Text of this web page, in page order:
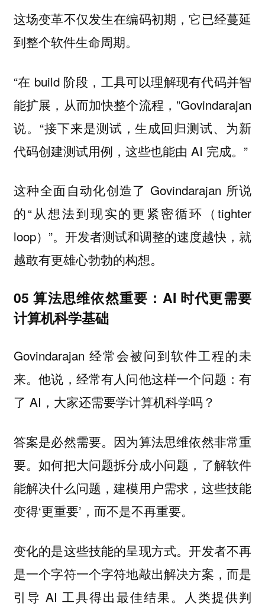
这场变革不仅发生在编码初期，它已经蔓延
到整个软件生命周期。
“在 build 阶段，工具可以理解现有代码并智
能扩展，从而加快整个流程，”Govindarajan
说。“接下来是测试，生成回归测试、为新
代码创建测试用例，这些也能由 AI 完成。”
这种全面自动化创造了 Govindarajan 所说
的“从想法到现实的更紧密循环（tighter
loop）”。开发者测试和调整的速度越快，就
越敢有更雄心勃勃的构想。
05 算法思维依然重要：AI 时代更需要
计算机科学基础
Govindarajan 经常会被问到软件工程的未
来。他说，经常有人问他这样一个问题：有
了 AI，大家还需要学计算机科学吗？
答案是必然需要。因为算法思维依然非常重
要。如何把大问题拆分成小问题，了解软件
能解决什么问题，建模用户需求，这些技能
变得‘更重要’，而不是不再重要。
变化的是这些技能的呈现方式。开发者不再
是一个字符一个字符地敲出解决方案，而是
引导 AI 工具得出最佳结果。
人类提供判